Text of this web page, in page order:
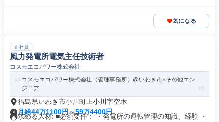
気になる
正社員
風力発電所電気主任技術者
コスモエコパワー株式会社
コスモエコパワー株式会社（管理事務所）@いわき市×その他エン
ジニア
福島県いわき市小川町上小川字空木
月給44万1100円～59万4400円
求める人材: ■必須要件： ・発電所の運転管理の知識、経験 ・